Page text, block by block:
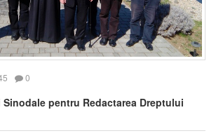
0
pentru Redactarea Dreptului